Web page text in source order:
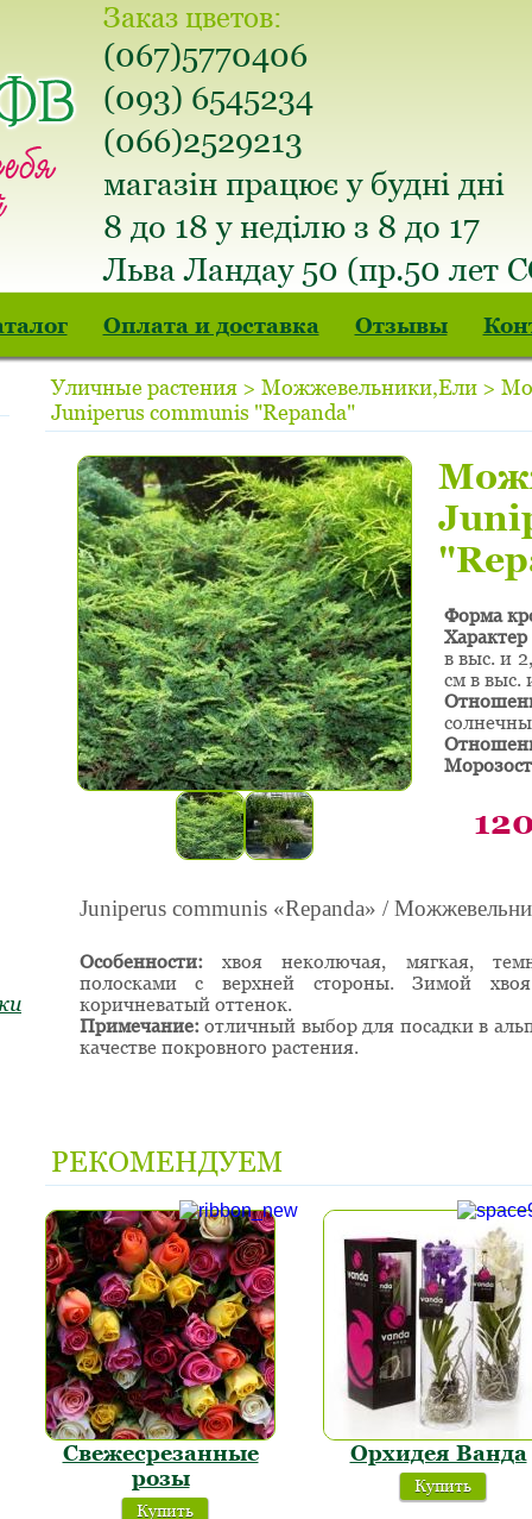
Заказ цветов:
(067)5770406
(093) 6545234
(066)2529213
магазін працює у будні дні
8 до 18 у неділю з 8 до 17
Льва Ландау 50 (пр.50 лет
Оплата и доставка Отзывы
Уличные растения > Можжевельники,Ели >
Juniperus communis "Repanda"
Форма
в выс. и
см в выс.
Juniperus communis «Repanda» /
Особенности: хвоя неколючая, мягкая,
полосками с верхней стороны. Зимой
коричневатый оттенок.
Примечание:отличный выбор для посадки в
качестве покровного растения.
РЕКОМЕНДУЕМ
Свежесрезанные
розы
Купить
Орхидея Ванда
Купить